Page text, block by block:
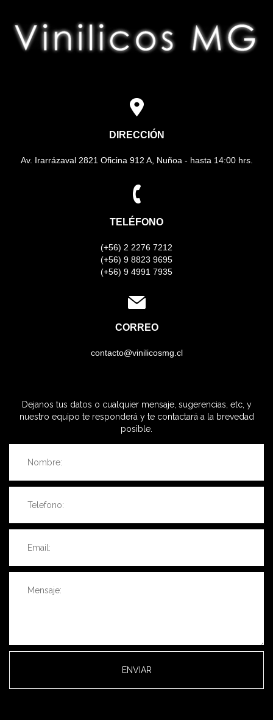
DIRECCIÓN
Av. Irarrázaval 2821 Oficina 912 A, Nuñoa - hasta 14:00 hrs.
TELÉFONO
(+56) 2 2276 7212
(+56) 9 8823 9695
(+56) 9 4991 7935
CORREO
contacto@vinilicosmg.cl
Dejanos tus datos o cualquier mensaje, sugerencias, etc, y
nuestro equipo te responderá y te contactará a la brevedad
posible.